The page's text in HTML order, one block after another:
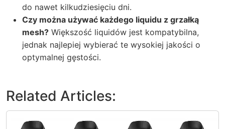
do nawet kilkudziesięciu dni.
Czy można używać każdego liquidu z grzałką
mesh? Większość liquidów jest kompatybilna,
jednak najlepiej wybierać te wysokiej jakości o
optymalnej gęstości.
Related Articles: